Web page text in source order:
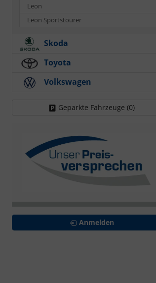
Leon
Leon Sportstourer
Skoda
Toyota
Volkswagen
Geparkte Fahrzeuge (0)
Anmelden